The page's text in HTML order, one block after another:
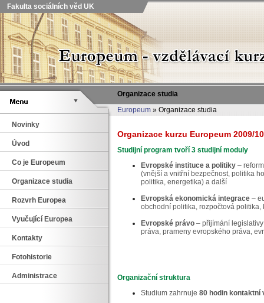
Fakulta sociálních věd UK
Organizace studia
Europeum » Organizace studia
Novinky
Úvod
Co je Europeum
Organizace studia
Rozvrh Europea
Vyučující Europea
Kontakty
Fotohistorie
Administrace
Organizace kurzu Europeum 2009/10
Studijní program tvoří 3 studijní moduly
Evropské instituce a politiky –
(vnější a vnitřní bezpečnost, politika
politika, energetika) a další
Evropská ekonomická integrace –
obchodní politika, rozpočtová
Evropské právo – přijímání
práva, prameny evropského práva,
Organizační struktura
Studium zahrnuje 80 hodin kontaktní